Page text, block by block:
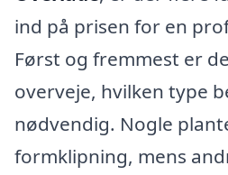
ind på prisen for en
Først og fremmest er
overveje, hvilken type
nødvendig. Nogle
formklipning, mens